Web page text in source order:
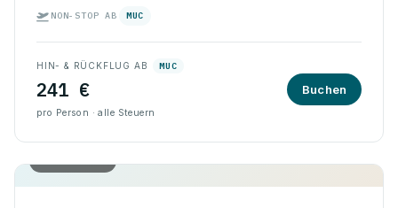
NON-STOP AB MUC
HIN- & RÜCKFLUG AB MUC
241 €
pro Person · alle Steuern
Buchen